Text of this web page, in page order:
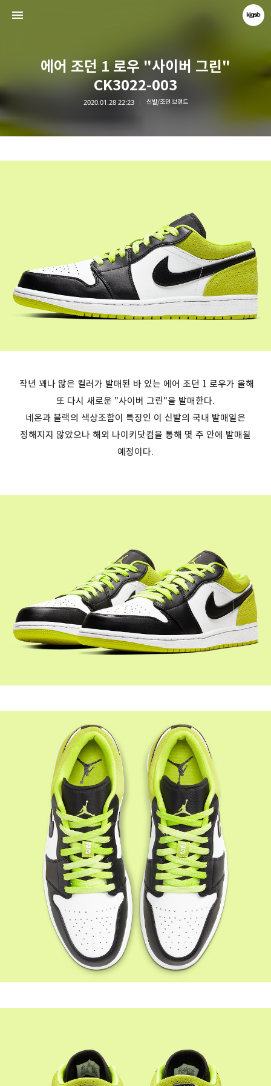
에어 조던 1 로우 "사이버 그린"
CK3022-003
2020.01.28 22:23 신발/조던 브랜드
작년 꽤나 많은 컬러가 발매된 바 있는 에어 조던 1 로우가 올해
또 다시 새로운 "사이버 그린"을 발매한다.
네온과 블랙의 색상조합이 특징인 이 신발의 국내 발매일은
정해지지 않았으나 해외 나이키닷컴을 통해 몇 주 안에 발매될
예정이다.
kjgsb